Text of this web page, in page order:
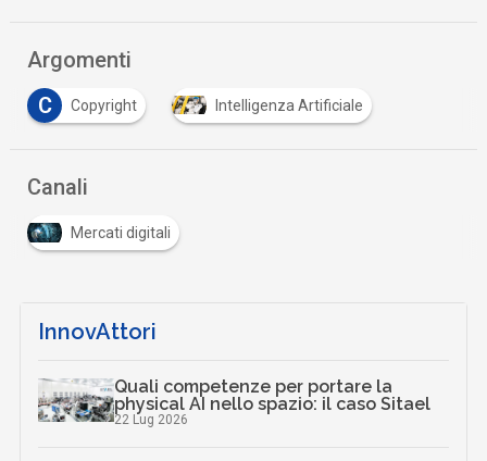
Argomenti
C
Copyright Intelligenza Artificiale
Canali
Mercati digitali
InnovAttori
Quali competenze per portare la
physical AI nello spazio: il caso Sitael
22 Lug 2026